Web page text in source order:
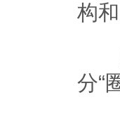
构
原
分“